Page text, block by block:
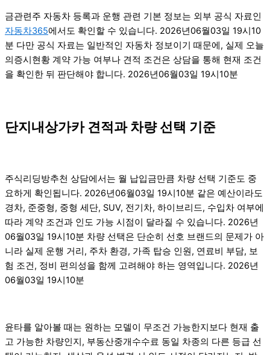
금관련주 자동차 등록과 운행 관련 기본 정보는 외부 공식 자료인
자동차365에서도 확인할 수 있습니다. 2026년06월03일 19시10
분 다만 공식 자료는 일반적인 자동차 정보이기 때문에, 실제 오늘
의증시현황 계약 가능 여부나 견적 조건은 상담을 통해 현재 조건
을 확인한 뒤 판단해야 합니다. 2026년06월03일 19시10분
단지내상가카 견적과 차량 선택 기준
주식리딩방추천 상담에서는 월 납입금만큼 차량 선택 기준도 중
요하게 확인됩니다. 2026년06월03일 19시10분 같은 예산이라도
경차, 준중형, 중형 세단, SUV, 전기차, 하이브리드, 수입차 여부에
따라 계약 조건과 인도 가능 시점이 달라질 수 있습니다. 2026년
06월03일 19시10분 차량 선택은 단순히 선호 브랜드의 문제가 아
니라 실제 운행 거리, 주차 환경, 가족 탑승 인원, 연료비 부담, 보
험 조건, 정비 편의성을 함께 고려해야 하는 영역입니다. 2026년
06월03일 19시10분
윤타를 알아볼 때는 원하는 모델이 무조건 가능한지보다 현재 출
고 가능한 차량인지, 부동산중개수수료 동일 차종의 다른 등급 선